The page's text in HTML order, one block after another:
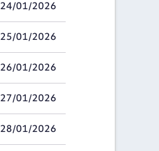
24/01/2026
25/01/2026
26/01/2026
27/01/2026
28/01/2026